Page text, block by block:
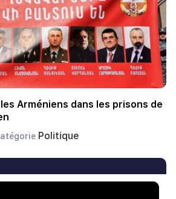
Arméniens dans les prisons de
Politique